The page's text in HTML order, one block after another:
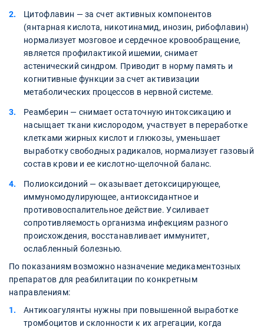
Цитофлавин — за счет активных компонентов
(янтарная кислота, никотинамид, инозин, рибофлавин)
нормализует мозговое и сердечное кровообращение,
является профилактикой ишемии, снимает
астенический синдром. Приводит в норму память и
когнитивные функции за счет активизации
метаболических процессов в нервной системе.
Реамберин — снимает остаточную интоксикацию и
насыщает ткани кислородом, участвует в переработке
клетками жирных кислот и глюкозы, уменьшает
выработку свободных радикалов, нормализует газовый
состав крови и ее кислотно-щелочной баланс.
Полиоксидоний — оказывает детоксицирующее,
иммуномодулирующее, антиоксидантное и
противовоспалительное действие. Усиливает
сопротивляемость организма инфекциям разного
происхождения, восстанавливает иммунитет,
ослабленный болезнью.
По показаниям возможно назначение медикаментозных
препаратов для реабилитации по конкретным
направлениям:
Антикоагулянты нужны при повышенной выработке
тромбоцитов и склонности к их агрегации, когда